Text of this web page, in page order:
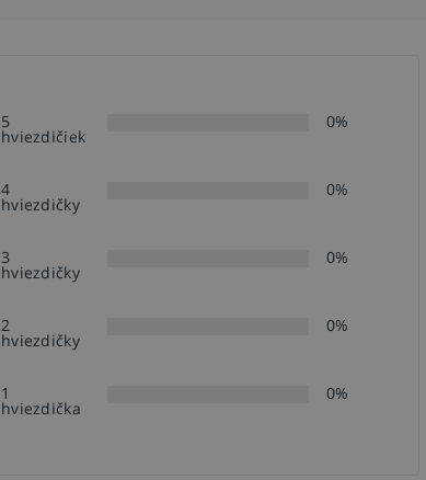
5
hviezdičiek
0%
4
hviezdičky
0%
3
hviezdičky
0%
2
hviezdičky
0%
1
hviezdička
0%